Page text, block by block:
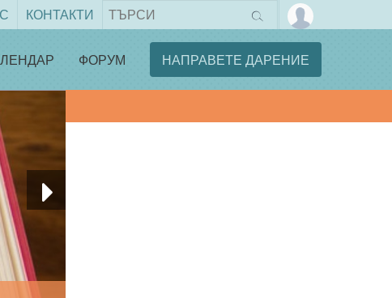
КОНТАКТИ
ФОРУМ НАПРАВЕТЕ ДАРЕНИЕ